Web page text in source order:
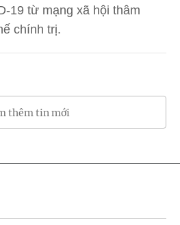
19 từ mạng xã hội thâm
chính trị.
thêm tin mới